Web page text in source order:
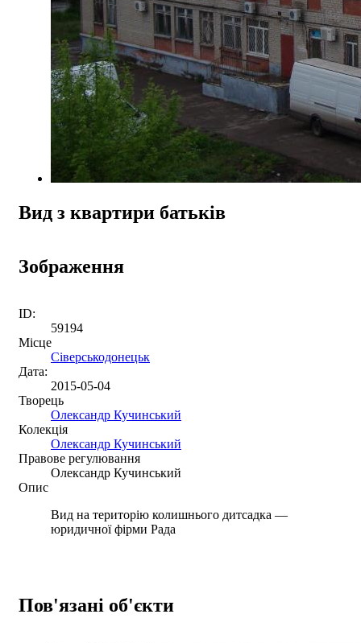
Вид з квартири батьків
Зображення
ID:
59194
Місце
Сіверськодонецьк
Дата:
2015-05-04
Творець
Олександр Кучинський
Колекція
Олександр Кучинський
Правове регулювання
Олександр Кучинський
Опис
Вид на територію колишнього дитсадка —
юридичної фірми Рада
Пов'язані об'єкти